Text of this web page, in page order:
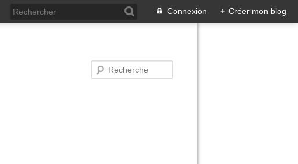
Connexion + Créer mon blog